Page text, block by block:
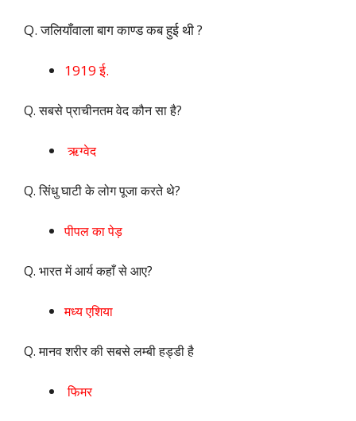
Q. जलियाँवाला बाग काण्ड कब हुई थी ?
1919 ई.
Q. सबसे प्राचीनतम वेद कौन सा है?
ऋग्वेद
Q. सिंधु घाटी के लोग पूजा करते थे?
पीपल का पेड़
Q. भारत में आर्य कहाँ से आए?
मध्य एशिया
Q. मानव शरीर की सबसे लम्बी हड्डी है
फिमर